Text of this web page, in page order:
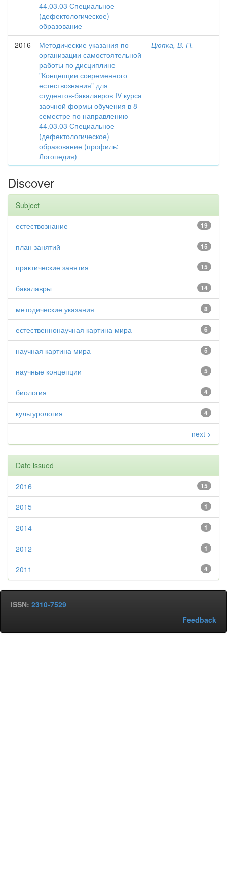
44.03.03 Специальное
(дефектологическое)
образование
2016
Методические указания по
организации самостоятельной
работы по дисциплине
"Концепции современного
естествознания" для
студентов-бакалавров IV курса
заочной формы обучения в 8
семестре по направлению
44.03.03 Специальное
(дефектологическое)
образование (профиль:
Логопедия)
Цюпка, В. П.
Discover
Subject
19
естествознание
15
план занятий
15
практические занятия
14
бакалавры
8
методические указания
6
естественнонаучная картина мира
5
научная картина мира
5
научные концепции
4
биология
4
культурология
next >
Date issued
15
2016
1
2015
1
2014
1
2012
4
2011
ISSN: 2310-7529
Feedback